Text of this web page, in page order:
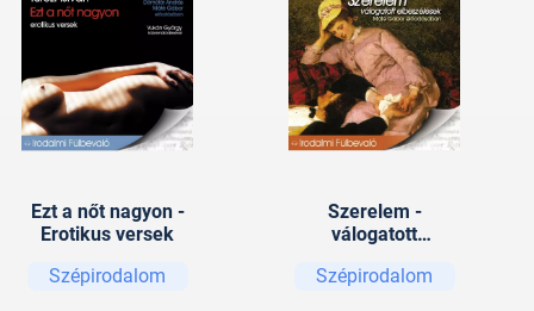
Ezt a nőt nagyon -
Erotikus versek
Szépirodalom
Szerelem -
válogatott
Szépirodalom